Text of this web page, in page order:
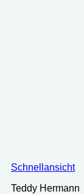
Schnellansicht
Teddy Hermann